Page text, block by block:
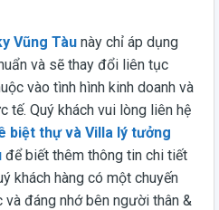
Vũng Tàu này chỉ áp dụng
và sẽ thay đổi liên tục
vào tình hình kinh doanh và
Quý khách vui lòng liên hệ
biệt thự và Villa lý tưởng
để biết thêm thông tin chi tiết
khách hàng có một chuyến
đáng nhớ bên người thân &